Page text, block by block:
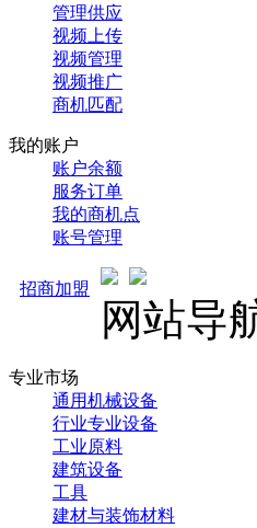
管理供应
视频上传
视频管理
视频推广
商机匹配
我的账户
账户余额
服务订单
我的商机点
账号管理
招商加盟
马
网站导
专业市场
通用机械设备
行业专业设备
工业原料
建筑设备
工具
建材与装饰材料